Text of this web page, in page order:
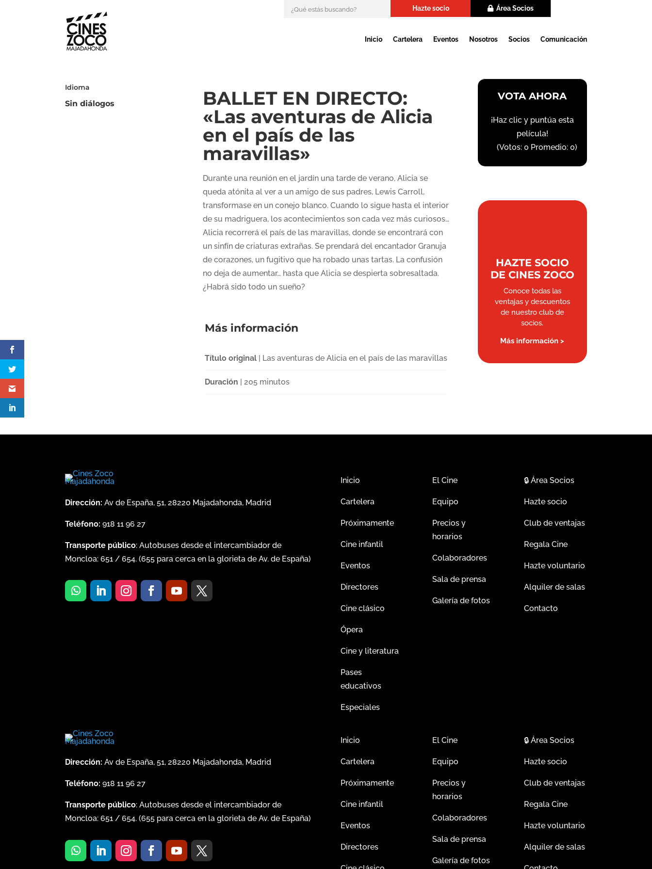
Hazte socio Área Socios
Inicio Cartelera Eventos Nosotros Socios Comunicación
Idioma
Sin diálogos
BALLET EN DIRECTO:
«Las aventuras de Alicia
en el país de las
maravillas»
Durante una reunión en el jardín una tarde de verano, Alicia se
queda atónita al ver a un amigo de sus padres, Lewis Carroll,
transformase en un conejo blanco. Cuando lo sigue hasta el interior
de su madriguera, los acontecimientos son cada vez más curiosos…
Alicia recorrerá el país de las maravillas, donde se encontrará con
un sinfín de criaturas extrañas. Se prendará del encantador Granuja
de corazones, un fugitivo que ha robado unas tartas. La confusión
no deja de aumentar… hasta que Alicia se despierta sobresaltada.
¿Habrá sido todo un sueño?
Más información
Título original| Las aventuras de Alicia en el país de las maravillas
Duración | 205 minutos
VOTA AHORA
¡Haz clic y puntúa esta
película!
(Votos:0 Promedio:0)
HAZTE SOCIO
DE CINES ZOCO
Conoce todas las
ventajas y descuentos
de nuestro club de
socios.
Más información >
Dirección: Av de España, 51, 28220 Majadahonda, Madrid
Teléfono: 918 11 96 27
Transporte público: Autobuses desde el intercambiador de
Moncloa:651 /654. (655 para cerca en la glorieta de Av. de España)
Inicio
Cartelera
Próximamente
Cine infantil
Eventos
Directores
Cine clásico
Ópera
Cine y literatura
Pases
educativos
Especiales
El Cine
Equipo
Precios y
horarios
Colaboradores
Sala de prensa
Galería de fotos
🔒Área Socios
Hazte socio
Club de ventajas
Regala Cine
Hazte voluntario
Alquiler de salas
Contacto
Dirección: Av de España, 51, 28220 Majadahonda, Madrid
Teléfono: 918 11 96 27
Transporte público: Autobuses desde el intercambiador de
Moncloa:651 /654. (655 para cerca en la glorieta de Av. de España)
Inicio
Cartelera
Próximamente
Cine infantil
Eventos
Directores
El Cine
Equipo
Precios y
horarios
Colaboradores
Sala de prensa
Galería de fotos
🔒Área Socios
Hazte socio
Club de ventajas
Regala Cine
Hazte voluntario
Alquiler de salas